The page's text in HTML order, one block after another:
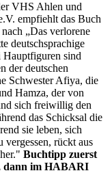
VHS Ahlen und
empfiehlt das Buch
„Das verlorene
deutschsprachige
Hauptfiguren sind
der deutschen
Schwester Afiya, die
Hamza, der von
sich freiwillig den
das Schicksal die
sie leben, sich
vergessen, rückt aus
Buchtipp zuerst
dann im HABARI